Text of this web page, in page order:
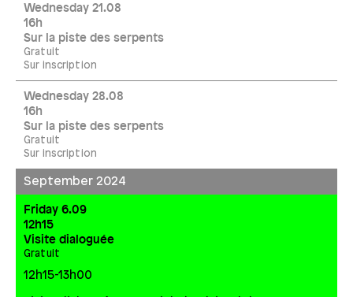
Wednesday 21.08
16h
Sur la piste des serpents
Gratuit
Sur inscription
Wednesday 28.08
16h
Sur la piste des serpents
Gratuit
Sur inscription
September 2024
Friday 6.09
12h15
Visite dialoguée
Gratuit
12h15-13h00